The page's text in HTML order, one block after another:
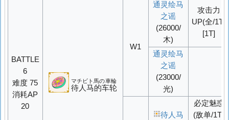
BATTLE
6
难度 75
消耗AP
20
待人马的车轮
マチビト馬の車輪
W1
通灵绘马
之谣
(26000/
木)
攻击力
UP(全/1T)
[1T]
通灵绘马
之谣
(23000/
光)
待人马
必定魅惑
(敌单/1T)